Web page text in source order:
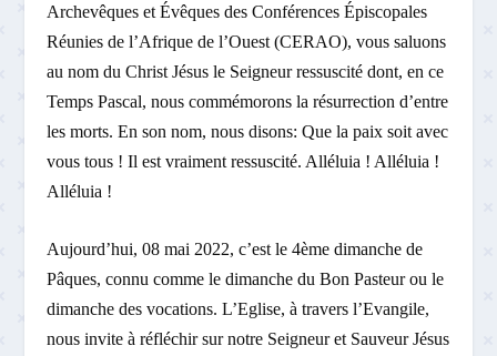
Archevêques et Évêques des Conférences Épiscopales
Réunies de l’Afrique de l’Ouest (CERAO), vous saluons
au nom du Christ Jésus le Seigneur ressuscité dont, en ce
Temps Pascal, nous commémorons la résurrection d’entre
les morts. En son nom, nous disons: Que la paix soit avec
vous tous ! Il est vraiment ressuscité. Alléluia ! Alléluia !
Alléluia !
Aujourd’hui, 08 mai 2022, c’est le 4ème dimanche de
Pâques, connu comme le dimanche du Bon Pasteur ou le
dimanche des vocations. L’Eglise, à travers l’Evangile,
nous invite à réfléchir sur notre Seigneur et Sauveur Jésus